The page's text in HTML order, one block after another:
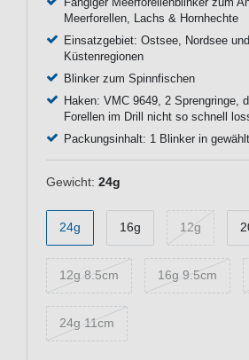
Meerforellen, Lachs & Hornhechte
Einsatzgebiet: Ostsee, Nordsee
Küstenregionen
Blinker zum Spinnfischen
Haken: VMC 9649, 2 Sprengringe,
Forellen im Drill nicht so schnell
Packungsinhalt: 1 Blinker in
Gewicht: 24g
24g 16g 12g
12g 8.5cm 16g 9.5cm
24g 11cm